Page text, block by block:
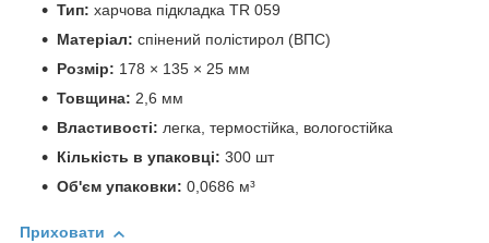
Тип: харчова підкладка TR 059
Матеріал: спінений полістирол (ВПС)
Розмір: 178 × 135 × 25 мм
Товщина: 2,6 мм
Властивості: легка, термостійка, вологостійка
Кількість в упаковці: 300 шт
Об'єм упаковки: 0,0686 м³
Приховати